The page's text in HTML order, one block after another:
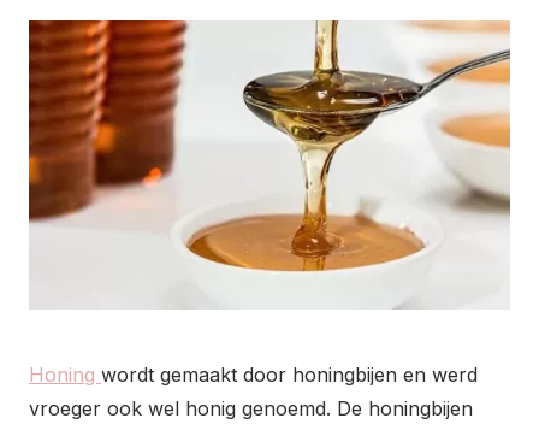
Honing wordt gemaakt door honingbijen en werd
vroeger ook wel honig genoemd. De honingbijen